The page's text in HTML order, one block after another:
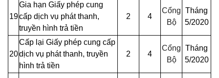
19
Gia hạn Giấy phép cung
cấp dịch vụ phát thanh,
truyền hình trả tiền
2 4
Cổng
Bộ
Tháng
5/2020
20
Cấp lại Giấy phép cung cấp
dịch vụ phát thanh, truyền
hình trả tiền
2 4
Cổng
Bộ
Tháng
5/2020